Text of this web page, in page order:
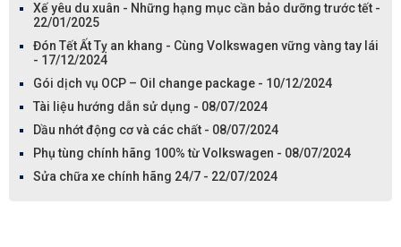
Xế yêu du xuân - Những hạng mục cần bảo dưỡng trước tết -
22/01/2025
Đón Tết Ất Tỵ an khang - Cùng Volkswagen vững vàng tay lái
- 17/12/2024
Gói dịch vụ OCP – Oil change package - 10/12/2024
Tài liệu hướng dẫn sử dụng - 08/07/2024
Dầu nhớt động cơ và các chất - 08/07/2024
Phụ tùng chính hãng 100% từ Volkswagen - 08/07/2024
Sửa chữa xe chính hãng 24/7 - 22/07/2024